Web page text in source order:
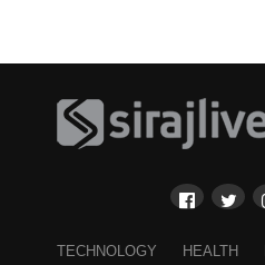
TECHNOLOGY HEALTH